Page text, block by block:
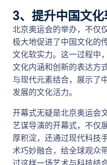
3、提升中国文
北京奥运会的举办，不仅
极大地促进了中国文化的
文化软实力。这一过程中
文化内涵和创新的表达方
与现代元素结合，展示了
发展的文化活力。
开幕式无疑是北京奥运会
艺谋导演的开幕式，不仅
厚积淀，还通过现代科技
术巧妙融合，给全球观众